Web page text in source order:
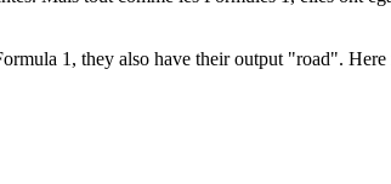
1, they also have their output "road".